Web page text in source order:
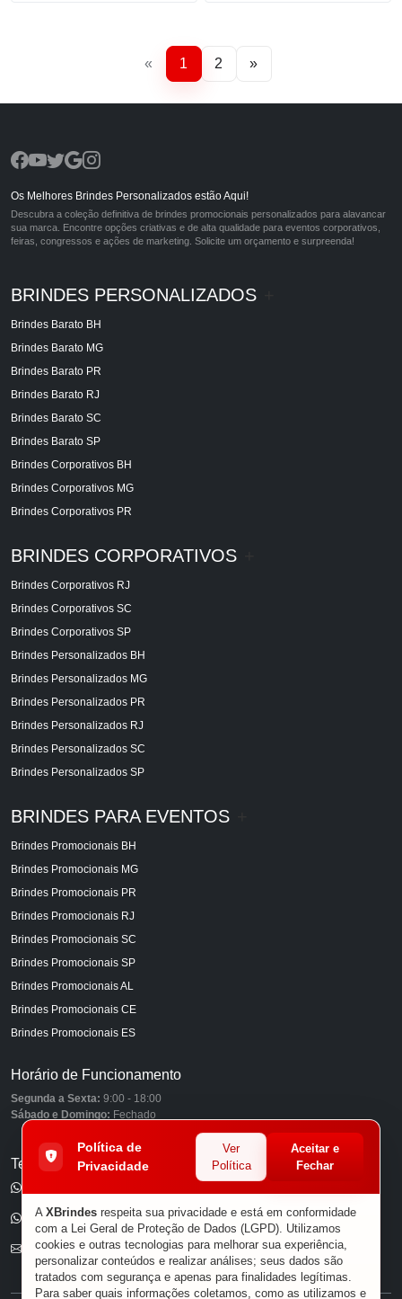
« 1 2 »
Os Melhores Brindes Personalizados estão Aqui!
Descubra a coleção definitiva de brindes promocionais personalizados para alavancar
sua marca. Encontre opções criativas e de alta qualidade para eventos corporativos,
feiras, congressos e ações de marketing. Solicite um orçamento e surpreenda!
BRINDES PERSONALIZADOS
Brindes Barato BH
Brindes Barato MG
Brindes Barato PR
Brindes Barato RJ
Brindes Barato SC
Brindes Barato SP
Brindes Corporativos BH
Brindes Corporativos MG
Brindes Corporativos PR
BRINDES CORPORATIVOS
Brindes Corporativos RJ
Brindes Corporativos SC
Brindes Corporativos SP
Brindes Personalizados BH
Brindes Personalizados MG
Brindes Personalizados PR
Brindes Personalizados RJ
Brindes Personalizados SC
Brindes Personalizados SP
BRINDES PARA EVENTOS
Brindes Promocionais BH
Brindes Promocionais MG
Brindes Promocionais PR
Brindes Promocionais RJ
Brindes Promocionais SC
Brindes Promocionais SP
Brindes Promocionais AL
Brindes Promocionais CE
Brindes Promocionais ES
Horário de Funcionamento
Segunda a Sexta: 9:00 - 18:00
Sábado e Domingo: Fechado
Telefones
(11) 96585-7462
E-mail
Política de
Privacidade
Ver
Política
Aceitar e
Fechar
A XBrindes respeita sua privacidade e está em conformidade
com a Lei Geral de Proteção de Dados (LGPD). Utilizamos
cookies e outras tecnologias para melhorar sua experiência,
personalizar conteúdos e realizar análises; seus dados são
tratados com segurança e apenas para finalidades legítimas.
Para saber quais informações coletamos, como as utilizamos e